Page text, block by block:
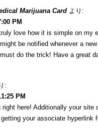
Marijuana Card より:
PM
love how it is simple on my
be notified whenever a
do the trick! Have a great
:
PM
right here! Additionally your
your associate